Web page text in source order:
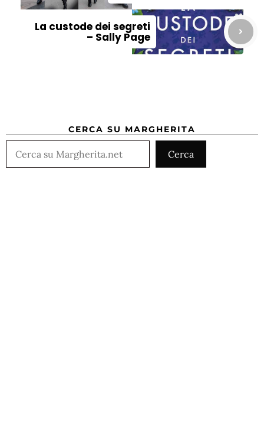
La custode dei segreti
– Sally Page
CERCA SU MARGHERITA
Cerca